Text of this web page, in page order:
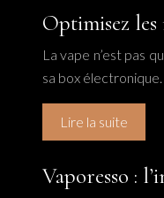
Optimisez les
La vape n’est pas
sa box
Lire la suite
Vaporesso :